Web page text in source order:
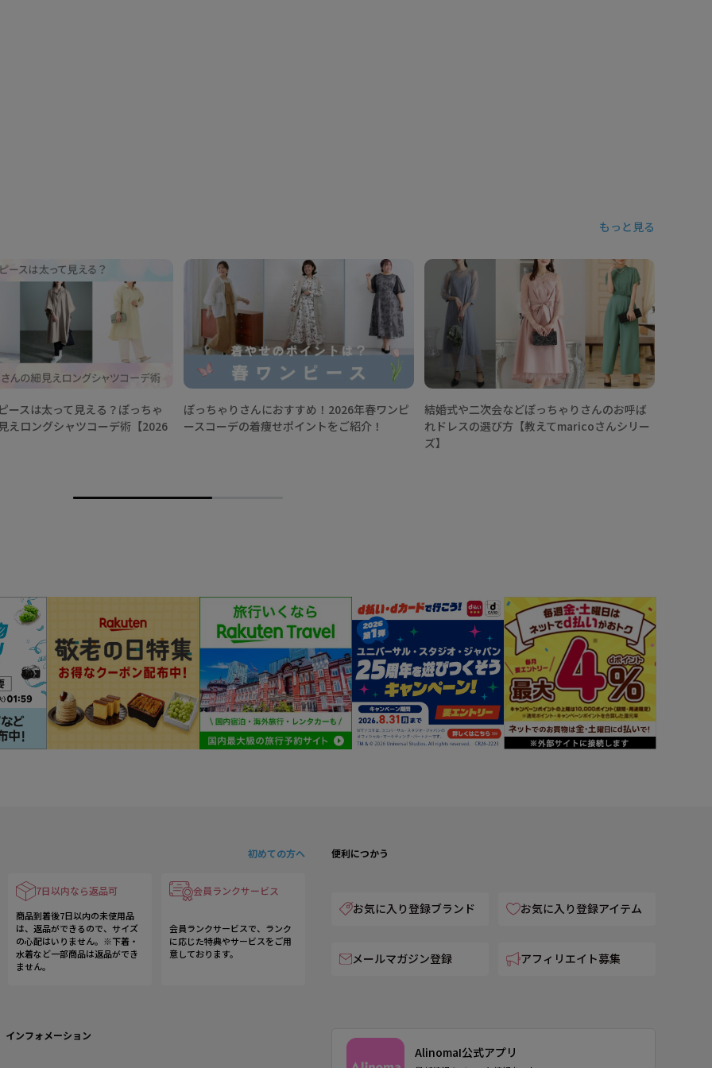
もっと見る
ースは太って見える？ぽっちゃ
えロングシャツコーデ術【2026
ぽっちゃりさんにおすすめ！2026年春ワンピ
ースコーデの着痩せポイントをご紹介！
結婚式や二次会などぽっちゃりさんのお呼ば
れドレスの選び方【教えてmaricoさんシリー
ズ】
初めての方へ
7日以内なら返品可
商品到着後7日以内の未使用品
は、返品ができるので、サイズ
の心配はいりません。※下着・
水着など一部商品は返品ができ
ません。
会員ランクサービス
会員ランクサービスで、ランク
に応じた特典やサービスをご用
意しております。
便利につかう
お気に入り登録ブランド お気に入り登録アイテム
メールマガジン登録 アフィリエイト募集
インフォメーション
AlinomaI公式アプリ